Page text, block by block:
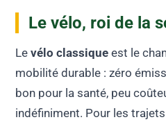
Le vélo, roi de la
Levélo classique est le
mobilité durable : zéro
bon pour la santé, peu
indéfiniment. Pour les